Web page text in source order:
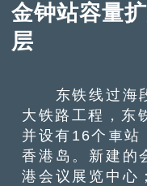
金钟站容量
层
东铁线过海段
大铁路工程，东
并设有16个車站
香港岛。新建的
港会议展览中心